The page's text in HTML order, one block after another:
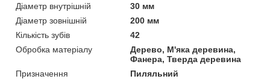
Діаметр внутрішній
30 мм
Діаметр зовнішній
200 мм
Кількість зубів
42
Обробка матеріалу
Дерево, М'яка деревина,
Фанера, Тверда деревина
Призначення
Пиляльний